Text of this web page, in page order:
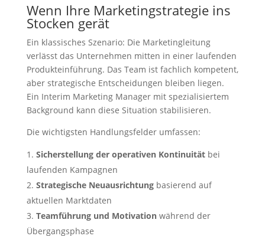
Wenn Ihre Marketingstrategie ins
Stocken gerät
Ein klassisches Szenario: Die Marketingleitung
verlässt das Unternehmen mitten in einer laufenden
Produkteinführung. Das Team ist fachlich kompetent,
aber strategische Entscheidungen bleiben liegen.
Ein Interim Marketing Manager mit spezialisiertem
Background kann diese Situation stabilisieren.
Die wichtigsten Handlungsfelder umfassen:
Sicherstellung der operativen Kontinuitätbei
laufenden Kampagnen
Strategische Neuausrichtungbasierend auf
aktuellen Marktdaten
Teamführung und Motivationwährend der
Übergangsphase